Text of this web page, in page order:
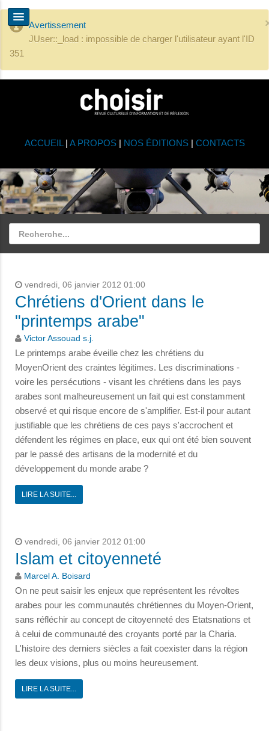
Avertissement
JUser::_load : impossible de charger l'utilisateur ayant l'ID
351
ACCUEIL | A PROPOS| NOS ÉDITIONS| CONTACTS
vendredi, 06 janvier 2012 01:00
Chrétiens d'Orient dans le
"printemps arabe"
Victor Assouad s.j.
Le printemps arabe éveille chez les chrétiens du
MoyenOrient des craintes légitimes. Les discriminations -
voire les persécutions - visant les chrétiens dans les pays
arabes sont malheureusement un fait qui est constamment
observé et qui risque encore de s'amplifier. Est-il pour autant
justifiable que les chrétiens de ces pays s'accrochent et
défendent les régimes en place, eux qui ont été bien souvent
par le passé des artisans de la modernité et du
développement du monde arabe ?
LIRE LA SUITE...
vendredi, 06 janvier 2012 01:00
Islam et citoyenneté
Marcel A. Boisard
On ne peut saisir les enjeux que représentent les révoltes
arabes pour les communautés chrétiennes du Moyen-Orient,
sans réfléchir au concept de citoyenneté des Etatsnations et
à celui de communauté des croyants porté par la Charia.
L'histoire des derniers siècles a fait coexister dans la région
les deux visions, plus ou moins heureusement.
LIRE LA SUITE...